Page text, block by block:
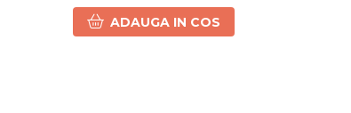
ADAUGA IN COS